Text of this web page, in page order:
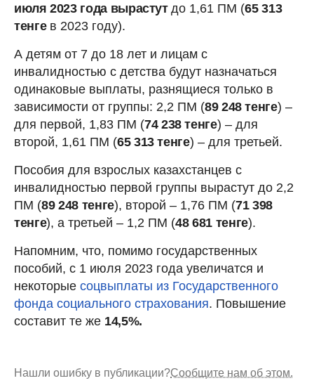
июля 2023 года вырастутдо 1,61 ПМ (65 313
тенгев 2023 году).
А детям от 7 до 18 лет и лицам с
инвалидностью с детства будут назначаться
одинаковые выплаты, разнящиеся только в
зависимости от группы: 2,2 ПМ (89 248 тенге) –
для первой, 1,83 ПМ (74 238 тенге) – для
второй, 1,61 ПМ (65 313 тенге) – для третьей.
Пособия для взрослых казахстанцев с
инвалидностью первой группы вырастут до 2,2
ПМ (89 248 тенге), второй – 1,76 ПМ (71 398
тенге), а третьей – 1,2 ПМ (48 681 тенге).
Напомним, что, помимо государственных
пособий, с 1 июля 2023 года увеличатся и
некоторые соцвыплаты из Государственного
фонда социального страхования. Повышение
составит те же 14,5%.
Нашли ошибку в публикации?Сообщите нам об этом.